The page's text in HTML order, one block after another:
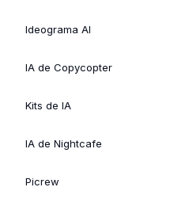
Ideograma AI
IA de Copycopter
Kits de IA
IA de Nightcafe
Picrew